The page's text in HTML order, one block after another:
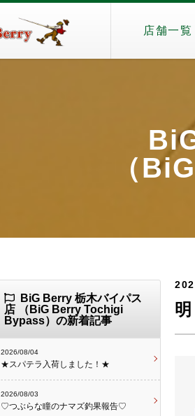
店舗一覧
（
BiG Berry 栃木バイパス
店 （BiG Berry Tochigi
Bypass）の新着記事
2026/08/04
★スパテラ入荷しました！★
2026/08/03
♡つぶらな瞳のナマズ釣果報告♡